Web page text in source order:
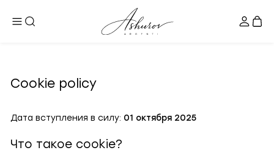
Cookie policy
Дата вступления в силу: 01 октября 2025
Что такое cookie?